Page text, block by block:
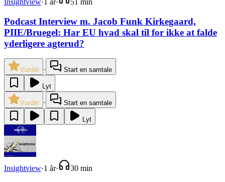
Insightview· 1 år· 51 min
Podcast Interview m. Jacob Funk Kirkegaard,
PIIE/Bruegel: H‌ar EU hvad skal til for ikke at falde
yderligere agterud?
Vurdér · Start en samtale
Lyt
Vurdér · Start en samtale
Lyt
Insightview·1 år· 30 min